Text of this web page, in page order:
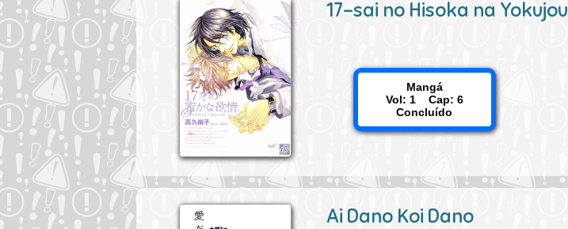
17-sai no Hisoka na Yokujou
Mangá
Vol: 1 Cap: 6
Concluído
Ai Dano Koi Dano